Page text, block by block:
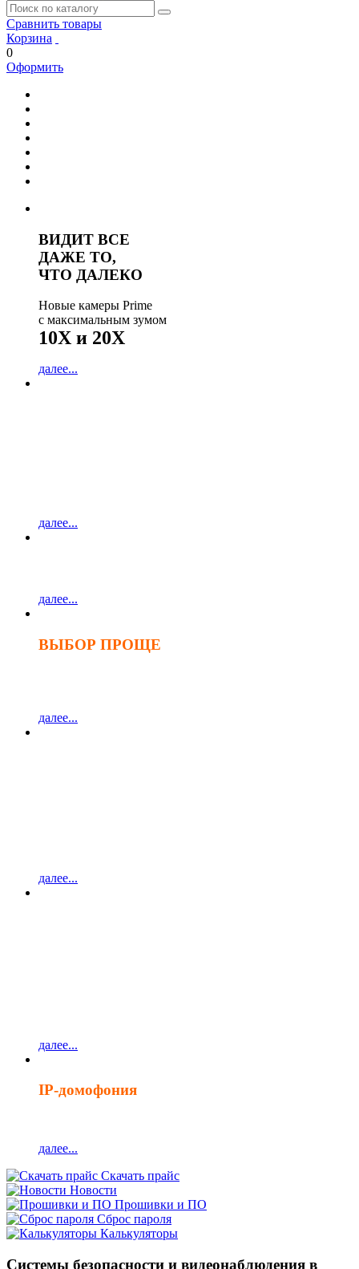
Сравнить товары
Корзина
0
Оформить
ВИДИТ ВСЕ
ДАЖЕ ТО,
ЧТО ДАЛЕКО
Новые камеры Prime
с максимальным зумом
10X и 20X
далее...
далее...
далее...
ВЫБОР ПРОЩЕ
далее...
далее...
далее...
IP-домофония
далее...
Скачать прайс
Новости
Прошивки и ПО
Сброс пароля
Калькуляторы
Системы безопасности и видеонаблюдения в